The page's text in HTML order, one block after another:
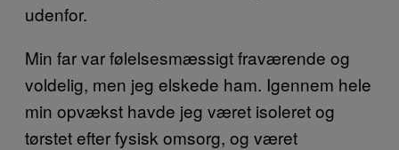
udenfor.
Min far var følelsesmæssigt fraværende og
voldelig, men jeg elskede ham. Igennem hele
min opvækst havde jeg været isoleret og
tørstet efter fysisk omsorg, og været